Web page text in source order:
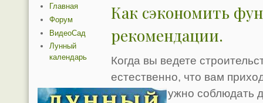
Как сэкономить
рекомендации.
Когда вы ведете
естественно, что вам
Но здесь нужно соблюдать
Главная
Форум
ВидеоСад
Лунный
календарь